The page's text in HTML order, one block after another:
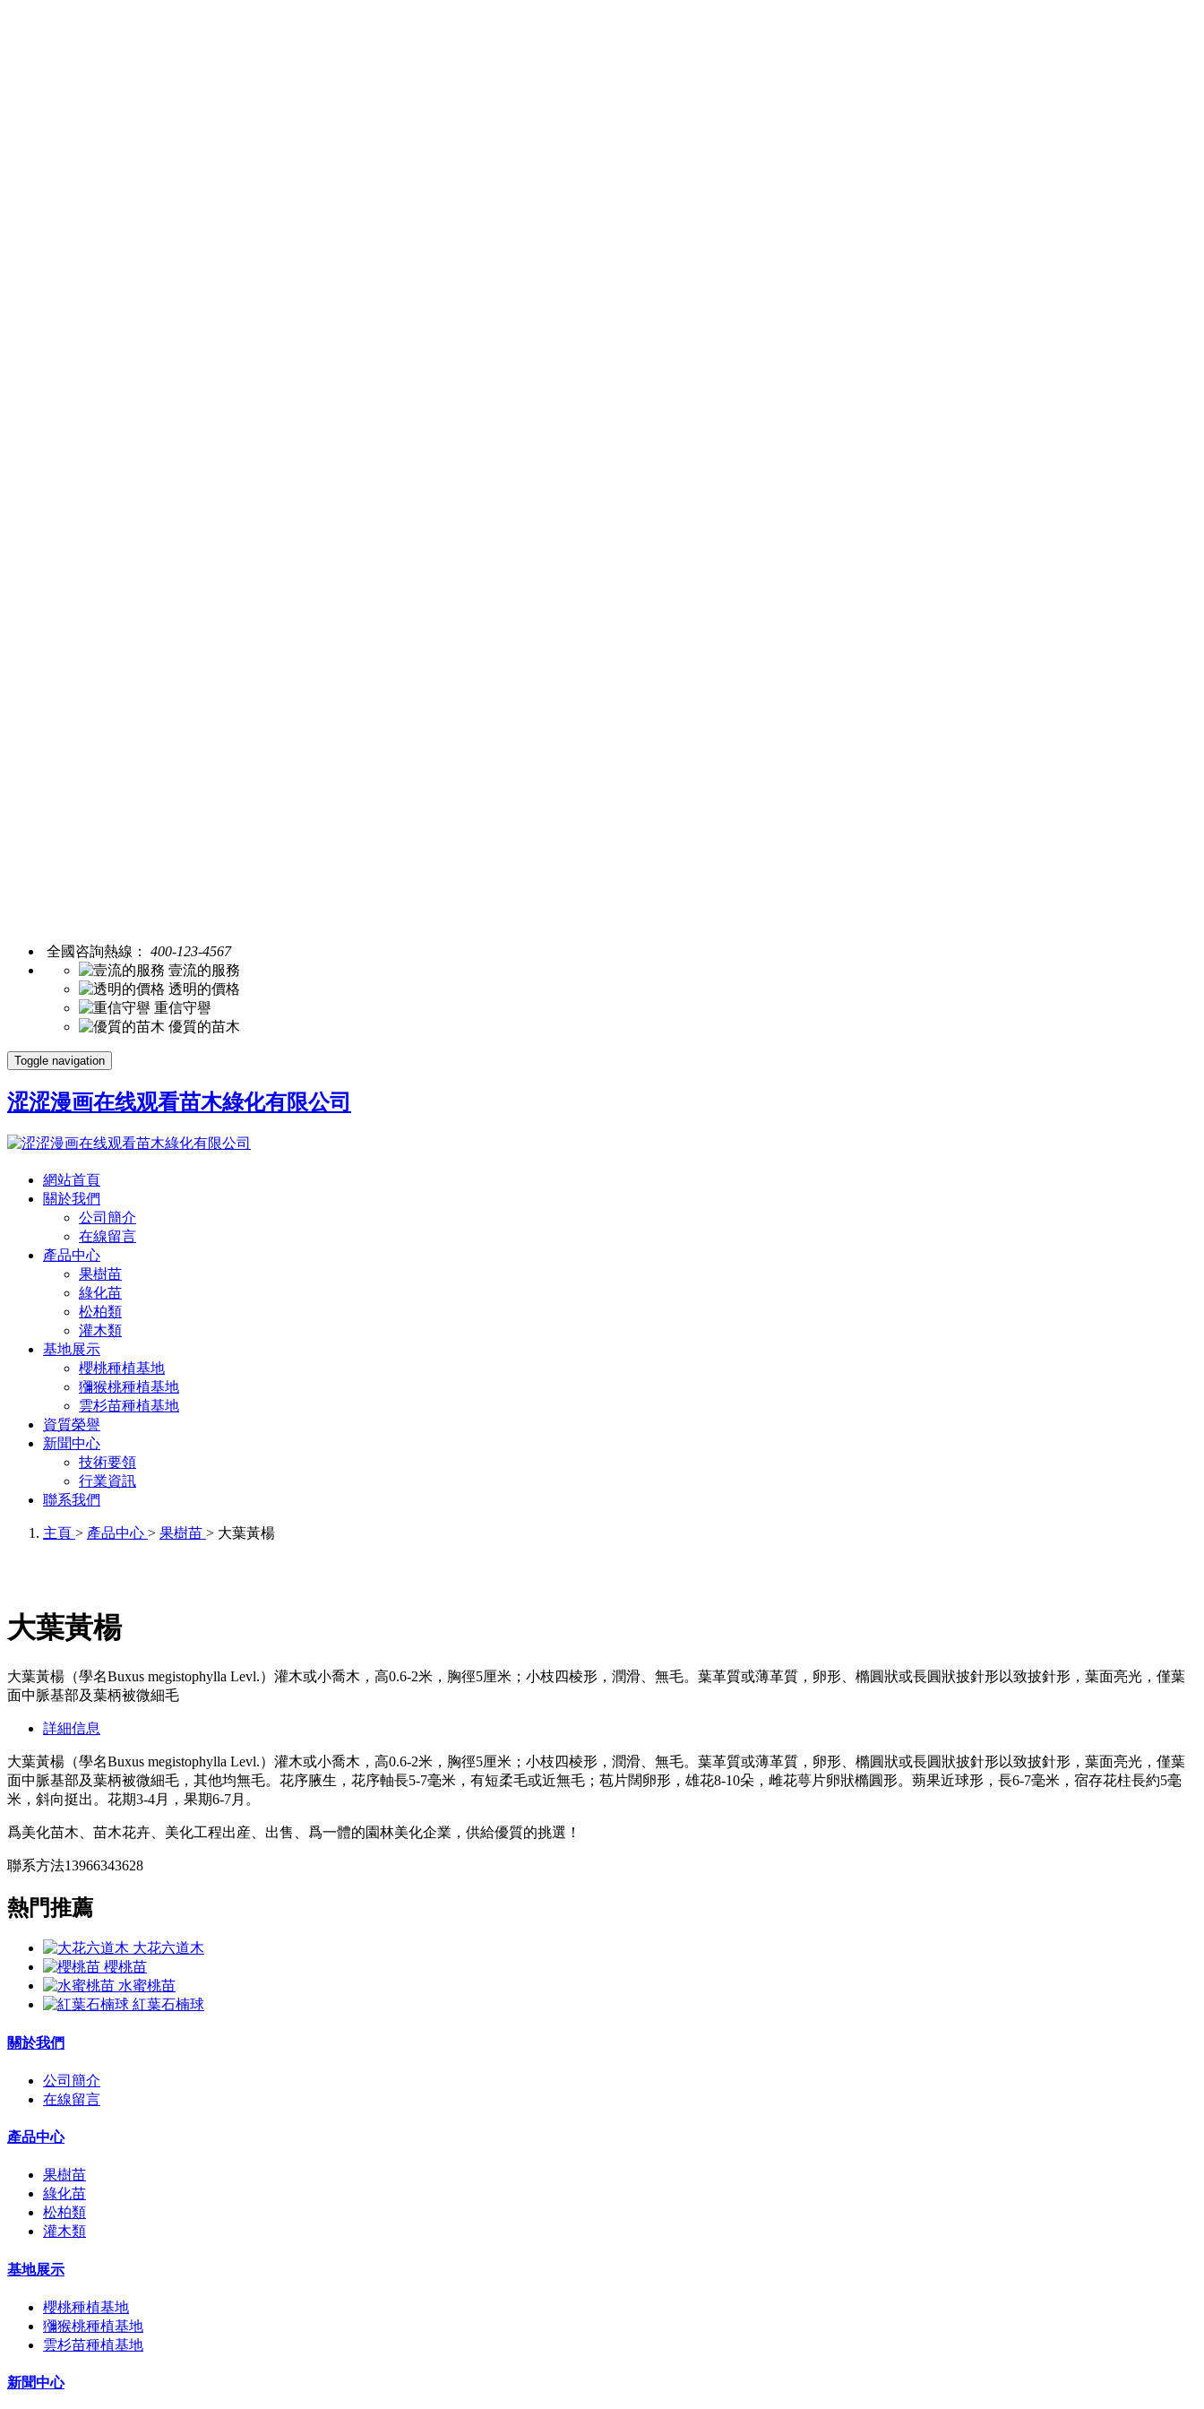
全國咨詢熱線： 400-123-4567
壹流的服務
透明的價格
重信守譽
優質的苗木
Toggle navigation
涩涩漫画在线观看苗木綠化有限公司
網站首頁
關於我們
公司簡介
在線留言
產品中心
果樹苗
綠化苗
松柏類
灌木類
基地展示
櫻桃種植基地
獼猴桃種植基地
雲杉苗種植基地
資質榮譽
新聞中心
技術要領
行業資訊
聯系我們
主頁 > 產品中心 > 果樹苗 > 大葉黃楊
大葉黃楊
大葉黃楊（學名Buxus megistophylla Levl.）灌木或小喬木，高0.6-2米，胸徑5厘米；小枝四棱形，潤滑、無毛。葉革質或薄革質，卵形、橢圓狀或長圓狀披針形以致披針形，葉面亮光，僅葉
面中脈基部及葉柄被微細毛
詳細信息
大葉黃楊（學名Buxus megistophylla Levl.）灌木或小喬木，高0.6-2米，胸徑5厘米；小枝四棱形，潤滑、無毛。葉革質或薄革質，卵形、橢圓狀或長圓狀披針形以致披針形，葉面亮光，僅葉
面中脈基部及葉柄被微細毛，其他均無毛。花序腋生，花序軸長5-7毫米，有短柔毛或近無毛；苞片闊卵形，雄花8-10朵，雌花萼片卵狀橢圓形。蒴果近球形，長6-7毫米，宿存花柱長約5毫
米，斜向挺出。花期3-4月，果期6-7月。
爲美化苗木、苗木花卉、美化工程出産、出售、爲一體的園林美化企業，供給優質的挑選！
聯系方法13966343628
熱門推薦
大花六道木
櫻桃苗
水蜜桃苗
紅葉石楠球
關於我們
公司簡介
在線留言
產品中心
果樹苗
綠化苗
松柏類
灌木類
基地展示
櫻桃種植基地
獼猴桃種植基地
雲杉苗種植基地
新聞中心